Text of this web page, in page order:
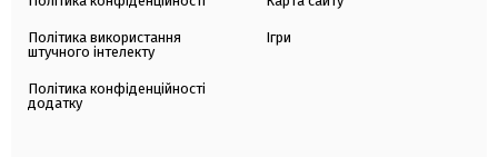
Політика використання
штучного інтелекту
Політика конфіденційності
додатку
Ігри